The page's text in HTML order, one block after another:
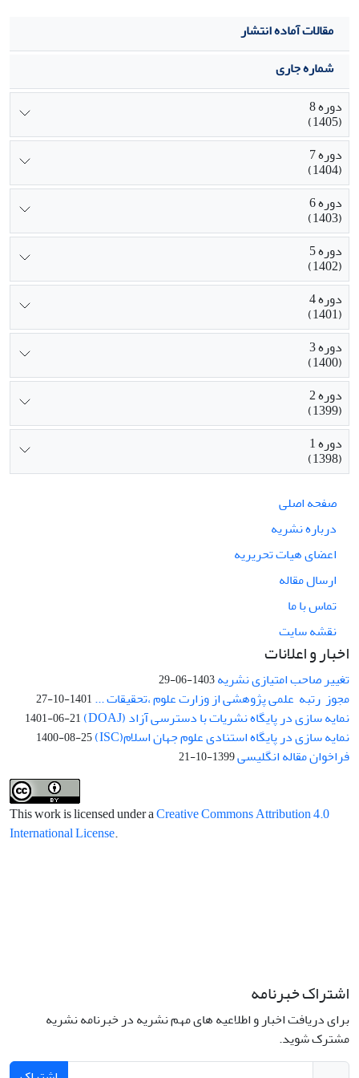
مقالات آماده انتشار
شماره جاری
دوره 8
(1405)
دوره 7
(1404)
دوره 6
(1403)
دوره 5
(1402)
دوره 4
(1401)
دوره 3
(1400)
دوره 2
(1399)
دوره 1
(1398)
صفحه اصلی
درباره نشریه
اعضای هیات تحریریه
ارسال مقاله
تماس با ما
نقشه سایت
اخبار و اعلانات
تغییر صاحب امتیازی نشریه1403-06-29
مجوز رتبه علمی پژوهشی از وزارت علوم ،تحقیقات ...1401-10-27
نمایه سازی در پایگاه نشریات با دسترسی آزاد (DOAJ) 1401-06-21
نمایه سازی در پایگاه استنادی علوم جهان اسلام(ISC) 1400-08-25
فراخوان مقاله انگلیسی1399-10-21
This work is licensed under aCreative Commons Attribution 4.0
International License.
اشتراک خبرنامه
برای دریافت اخبار و اطلاعیه های مهم نشریه در خبرنامه نشریه
مشترک شوید.